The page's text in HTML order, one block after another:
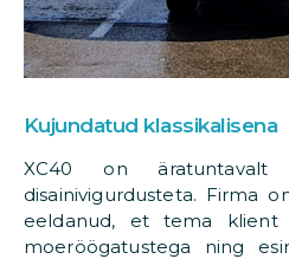
Kujundatud klassikalisena
XC40 on
disainivigurdusteta. Firma
eeldanud, et tema klient
moeröögatustega ning